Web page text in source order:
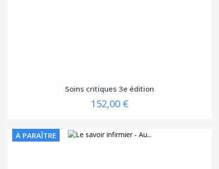
Soins critiques 3e édition
152,00 €
À PARAÎTRE